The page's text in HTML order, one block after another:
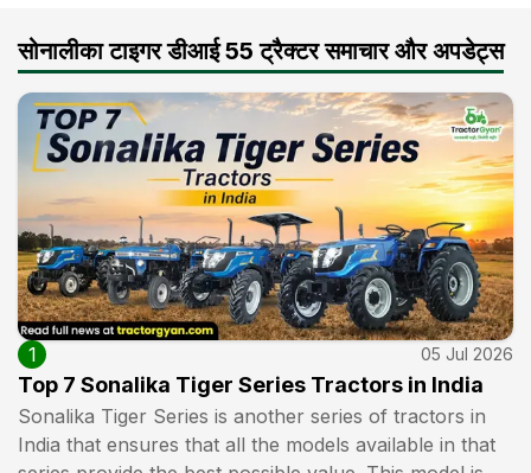
सोनालीका टाइगर डीआई 55 ट्रैक्टर समाचार और अपडेट्स
1 05 Jul 2026
Top 7 Sonalika Tiger Series Tractors in India
Sonalika Tiger Series is another series of tractors in
India that ensures that all the models available in that